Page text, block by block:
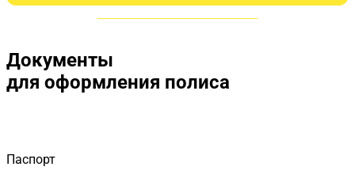
Документы
для оформления полиса
Паспорт